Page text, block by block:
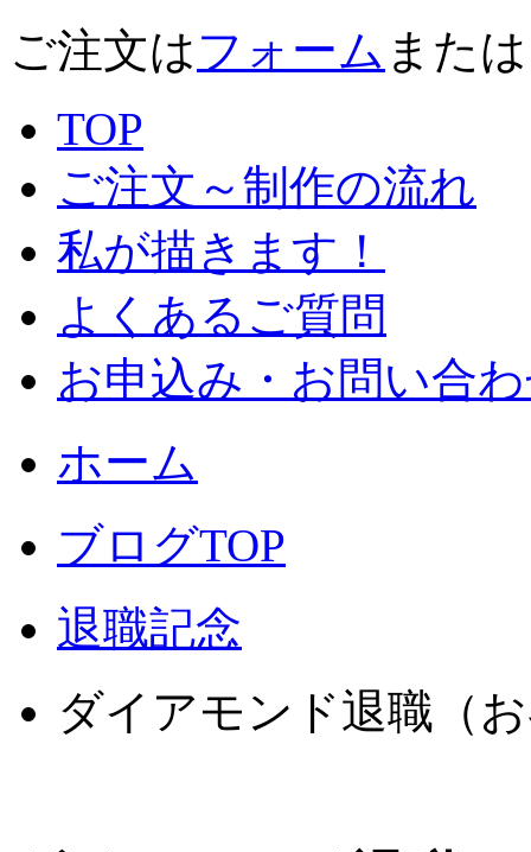
ご注文はフォーム また
TOP
ご注文～制作の流れ
私が描きます！
よくあるご質問
お申込み・お問い合
ホーム
ブログTOP
退職記念
ダイアモンド退職（